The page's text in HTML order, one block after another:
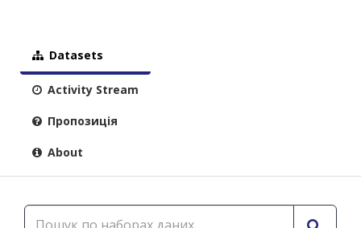
Datasets
Activity Stream
Пропозиція
About